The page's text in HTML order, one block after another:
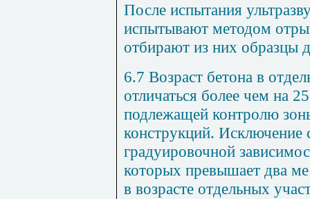
После испытания
испытывают методом
отбирают из них образцы
6.7 Возраст бетона в
отличаться более чем на
подлежащей контролю
конструкций. Исключение
градуировочной
которых превышает два
в возрасте отдельных